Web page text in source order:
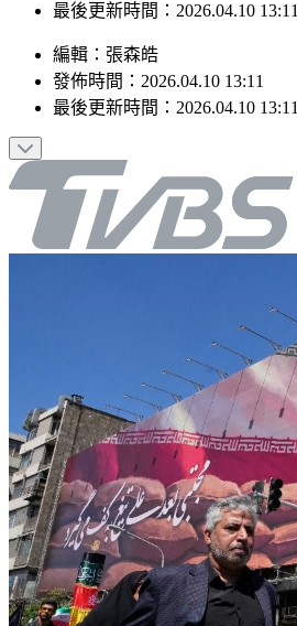
最後更新時間：2026.04.10 13:11
編輯 ： 張森皓
發佈時間： 2026.04.10 13:11
最後更新時間： 2026.04.10 13:11